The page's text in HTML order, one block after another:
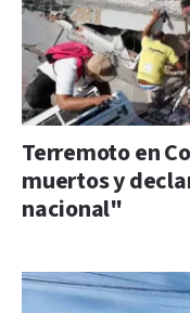
Terremoto en
muertos y
nacional"